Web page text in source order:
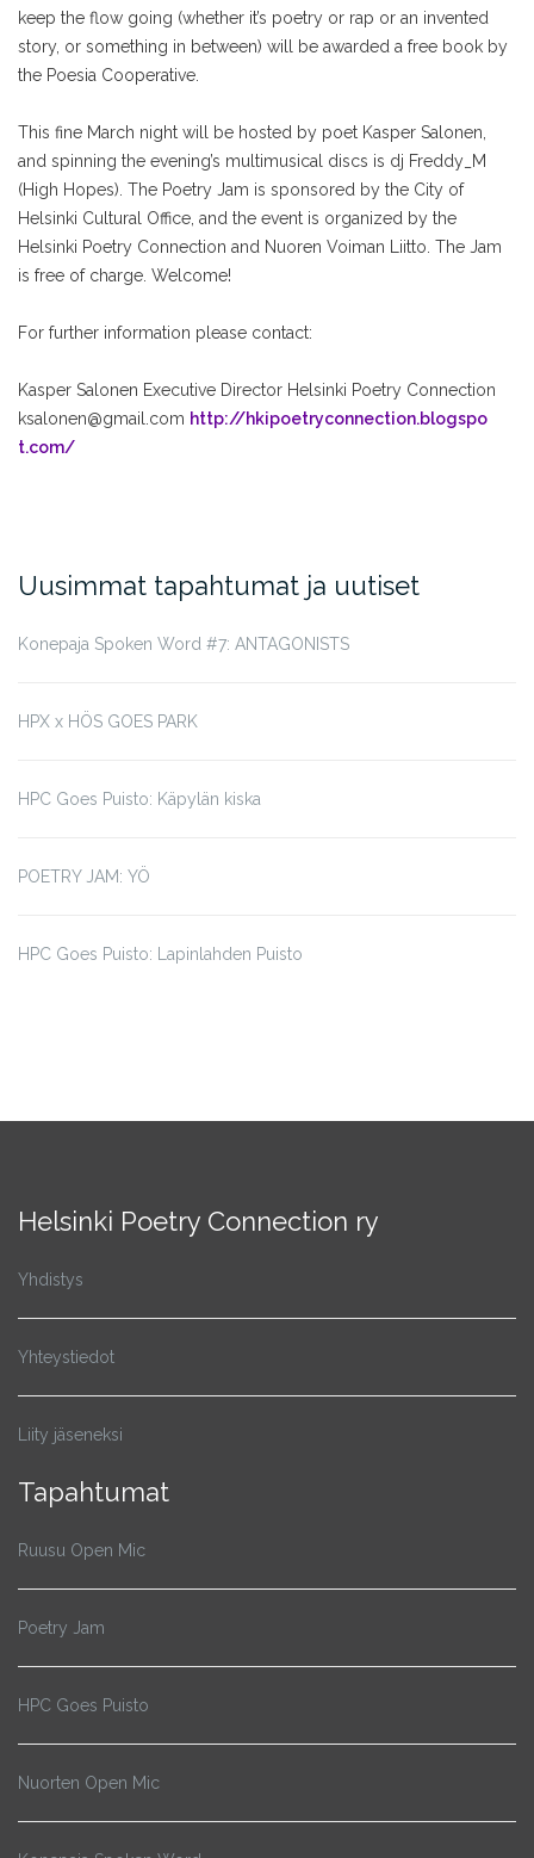
keep the flow going (whether it’s poetry or rap or an invented
story, or something in between) will be awarded a free book by
the Poesia Cooperative.
This fine March night will be hosted by poet Kasper Salonen,
and spinning the evening’s multimusical discs is dj Freddy_M
(High Hopes). The Poetry Jam is sponsored by the City of
Helsinki Cultural Office, and the event is organized by the
Helsinki Poetry Connection and Nuoren Voiman Liitto. The Jam
is free of charge. Welcome!
For further information please contact:
Kasper Salonen Executive Director Helsinki Poetry Connection
ksalonen@gmail.com http://hkipoetryconnection.blogspo
t.com/
Uusimmat tapahtumat ja uutiset
Konepaja Spoken Word #7: ANTAGONISTS
HPX x HÖS GOES PARK
HPC Goes Puisto: Käpylän kiska
POETRY JAM: YÖ
HPC Goes Puisto: Lapinlahden Puisto
Helsinki Poetry Connection ry
Yhdistys
Yhteystiedot
Liity jäseneksi
Tapahtumat
Ruusu Open Mic
Poetry Jam
HPC Goes Puisto
Nuorten Open Mic